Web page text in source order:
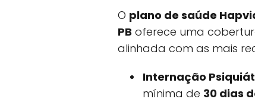
O plano de saúde
PB oferece uma
alinhada com as mais
Internação
mínima de 30 dias